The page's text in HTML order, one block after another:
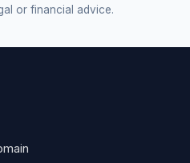
or financial advice.